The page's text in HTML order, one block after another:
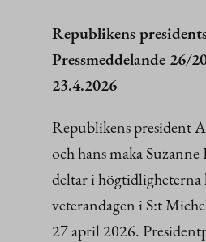
Republikens
Pressmeddelande 26/
23.4.2026
Republikens president
och hans maka
deltar i
veterandagen i S:t
27 april 2026.